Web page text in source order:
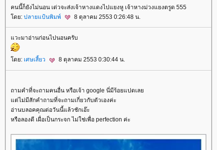
คนนี้ก็ยังไม่นอน เด่วจะส่งเจ้าหางแดงไปแยงหู เจ้าหางม่วงแยงตรูด 555
ดย: ปลายแป้นพิมพ์ 8 ตุลาคม 2553 0:26:48 น.
วะมาอ่านก่อนไปนอนครับ
ดย: เศษเสี้ยว 8 ตุลาคม 2553 0:30:44 น.
ถามคำที่จะถามคนอื่น หรือเจ้า google นี่มีร้อยแปดเล
ต่ไม่มีสักคำถามที่จะถามเกี่ยวกับตัวเองค่ะ
อ่านบลอคคุณต่อวันนี้แล้วชักเอ๊ะ
หรือลองดี เผื่อเป็นกระจก ไม่ใช่เพื่อ perfection ค่ะ